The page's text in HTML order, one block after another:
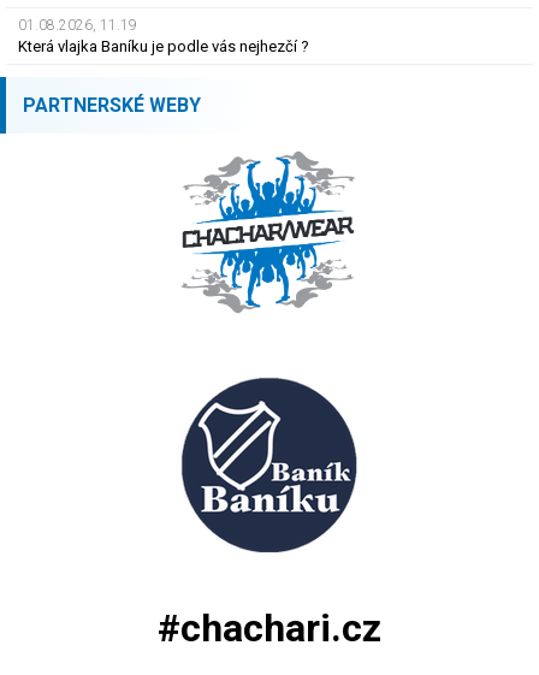
01.08.2026, 11.19
Která vlajka Baníku je podle vás nejhezčí ?
PARTNERSKÉ WEBY
#chachari.cz